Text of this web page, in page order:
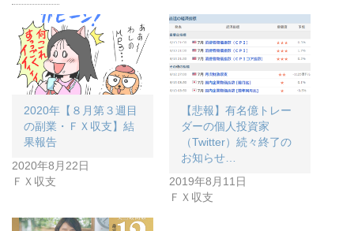
2020年【８月第３週目
の副業・ＦＸ収支】結
果報告
2020年8月22日
ＦＸ収支
【悲報】有名億トレー
ダーの個人投資家
（Twitter）続々終了の
お知らせ…
2019年8月11日
ＦＸ収支